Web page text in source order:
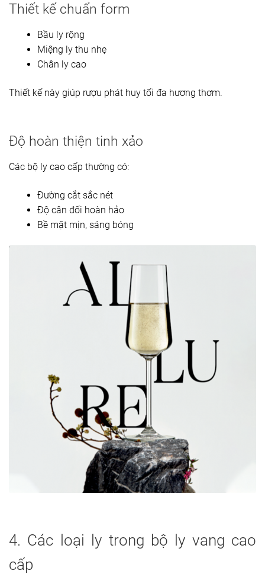
Thiết kế chuẩn form
Bầu ly rộng
Miệng ly thu nhẹ
Chân ly cao
Thiết kế này giúp rượu phát huy tối đa hương thơm.
Độ hoàn thiện tinh xảo
Các bộ ly cao cấp thường có:
Đường cắt sắc nét
Độ cân đối hoàn hảo
Bề mặt mịn, sáng bóng
4. Các loại ly trong bộ ly vang cao
cấp